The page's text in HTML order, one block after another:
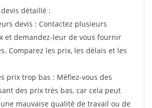
détaillé :
devis : Contactez plusieurs
et demandez-leur de vous fournir
Comparez les prix, les délais et les
prix trop bas : Méfiez-vous des
des prix très bas, car cela peut
mauvaise qualité de travail ou de